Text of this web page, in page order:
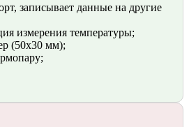
записывает данные на другие
измерения температуры;
(50х30 мм);